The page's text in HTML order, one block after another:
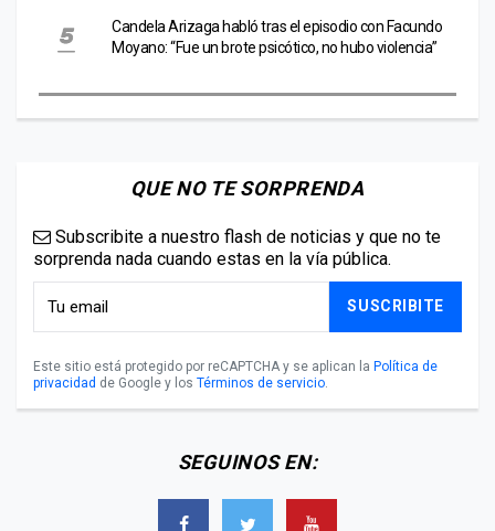
Candela Arizaga habló tras el episodio con Facundo
Moyano: “Fue un brote psicótico, no hubo violencia”
QUE NO TE SORPRENDA
Subscribite a nuestro flash de noticias y que no te
sorprenda nada cuando estas en la vía pública.
SUSCRIBITE
Este sitio está protegido por reCAPTCHA y se aplican la Política de
privacidad de Google y los Términos de servicio.
SEGUINOS EN: